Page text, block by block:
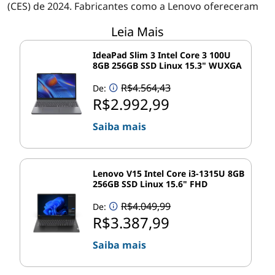
(CES) de 2024. Fabricantes como a Lenovo ofereceram
com chips da 14ª geração, incluindo sistemas para
escritório,
estações de trabalhoe gaming. Continue
lendo para saber mais.
Núcleos de "desempenho" mais rápidos,
núcleos "eficientes" adicionais
A arquitetura de processador híbrido de desempenho
da Intel1 já é bem conhecida, e os processadores para
desktop Intel
® th
aumentando as velocidades turbo nos núcleos de
desempenho (núcleos P) mais rápidos da família e
adicionando mais núcleos eficientes (núcleos E) à oferta
de médio porte. Para os jogadores, isso significa uma
jogabilidade mais suave e mais vitórias. Para criadores
e multitarefas, isso significa melhor desempenho
multithread para fazer mais.
Leia Mais
IdeaPad Slim 3 Intel Core 3 100U
8GB 256GB SSD Linux 15.3" WUXGA
De:
R$4.564,43
R$2.992,99
Saiba mais
Lenovo V15 Intel Core i3-1315U 8GB
256GB SSD Linux 15.6" FHD
De:
R$4.049,99
R$3.387,99
Saiba mais